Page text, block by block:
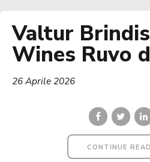
Valtur
Wines Ruvo
26 Aprile 2026
CONTINUE